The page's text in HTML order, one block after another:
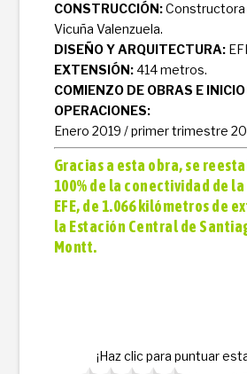
CONSTRUCCIÓN:Constructora
Vicuña Valenzuela.
DISEÑO Y ARQUITECTURA:
EXTENSIÓN:414 metros.
COMIENZO DE OBRAS E INICIO
OPERACIONES:
Enero 2019 / primer trimestre
Gracias a esta obra, se
100% de la conectividad de
EFE, de 1.066 kilómetros de
la Estación Central de
Montt.
¡Haz clic para puntuar